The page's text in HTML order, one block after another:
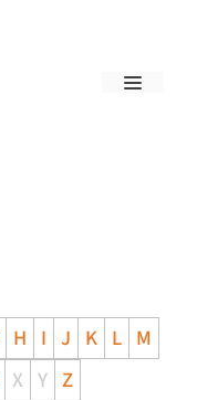
H I J K L M
X Y Z